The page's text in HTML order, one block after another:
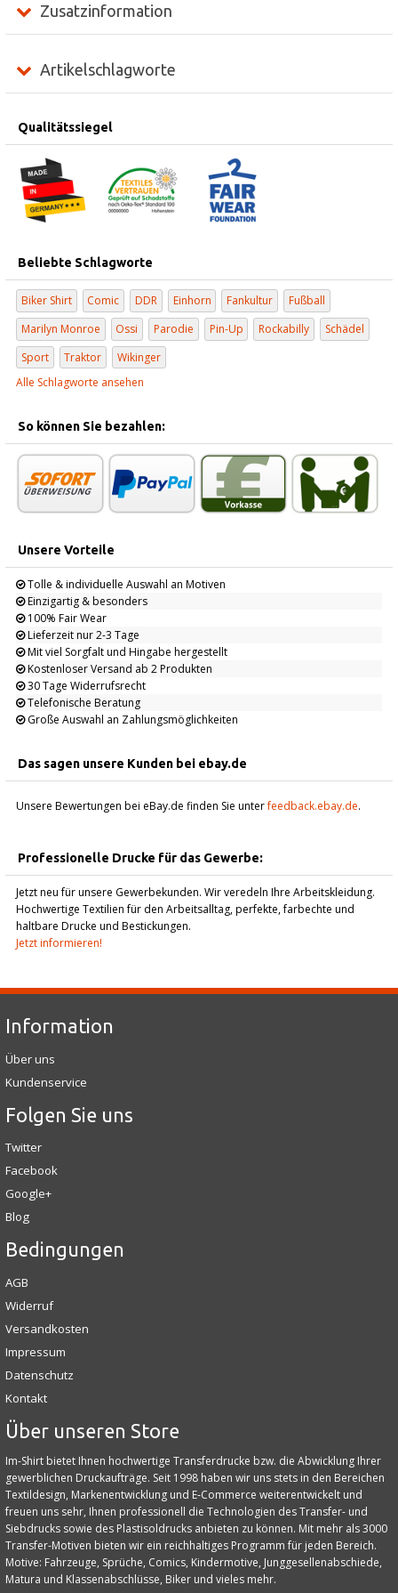
Zusatzinformation
Artikelschlagworte
Qualitätssiegel
Beliebte Schlagworte
Biker Shirt Comic DDR Einhorn Fankultur
Fußball
Marilyn Monroe
Ossi Parodie Pin-Up Rockabilly
Schädel
Sport
Traktor
Wikinger
Alle Schlagworte ansehen
So können Sie bezahlen:
Unsere Vorteile
Tolle & individuelle Auswahl an Motiven
Einzigartig & besonders
100% Fair Wear
Lieferzeit nur 2-3 Tage
Mit viel Sorgfalt und Hingabe hergestellt
Kostenloser Versand ab 2 Produkten
30 Tage Widerrufsrecht
Telefonische Beratung
Große Auswahl an Zahlungsmöglichkeiten
Das sagen unsere Kunden bei ebay.de
Unsere Bewertungen bei eBay.de finden Sie unterfeedback.ebay.de.
Professionelle Drucke für das Gewerbe:
Jetzt neu für unsere Gewerbekunden. Wir veredeln Ihre Arbeitskleidung.
Hochwertige Textilien für den Arbeitsalltag, perfekte, farbechte und
haltbare Drucke und Bestickungen.
Jetzt informieren!
Information
Über uns
Kundenservice
Folgen Sie uns
Twitter
Facebook
Google+
Blog
Bedingungen
AGB
Widerruf
Versandkosten
Impressum
Datenschutz
Kontakt
Über unseren Store
Im-Shirt bietet Ihnen hochwertige Transferdrucke bzw. die Abwicklung Ihrer
gewerblichen Druckaufträge. Seit 1998 haben wir uns stets in den Bereichen
Textildesign, Markenentwicklung und E‑Commerce weiterentwickelt und
freuen uns sehr, Ihnen professionell die Technologien des Transfer- und
Siebdrucks sowie des Plastisoldrucks anbieten zu können. Mit mehr als 3000
Transfer-Motiven bieten wir ein reichhaltiges Programm für jeden Bereich.
Motive: Fahrzeuge, Sprüche, Comics, Kindermotive, Junggesellenabschiede,
Matura und Klassenabschlüsse, Biker und vieles mehr.